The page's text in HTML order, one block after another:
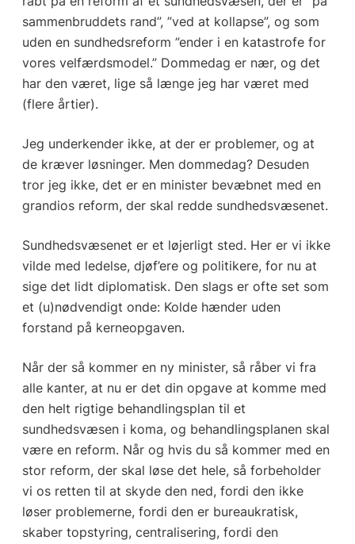
sammenbruddets rand”, ”ved at kollapse”, og som
uden en sundhedsreform ”ender i en katastrofe for
vores velfærdsmodel.” Dommedag er nær, og det
har den været, lige så længe jeg har været med
(flere årtier).
Jeg underkender ikke, at der er problemer, og at
de kræver løsninger. Men dommedag? Desuden
tror jeg ikke, det er en minister bevæbnet med en
grandios reform, der skal redde sundhedsvæsenet.
Sundhedsvæsenet er et løjerligt sted. Her er vi ikke
vilde med ledelse, djøf’ere og politikere, for nu at
sige det lidt diplomatisk. Den slags er ofte set som
et (u)nødvendigt onde: Kolde hænder uden
forstand på kerneopgaven.
Når der så kommer en ny minister, så råber vi fra
alle kanter, at nu er det din opgave at komme med
den helt rigtige behandlingsplan til et
sundhedsvæsen i koma, og behandlingsplanen skal
være en reform. Når og hvis du så kommer med en
stor reform, der skal løse det hele, så forbeholder
vi os retten til at skyde den ned, fordi den ikke
løser problemerne, fordi den er bureaukratisk,
skaber topstyring, centralisering, fordi den